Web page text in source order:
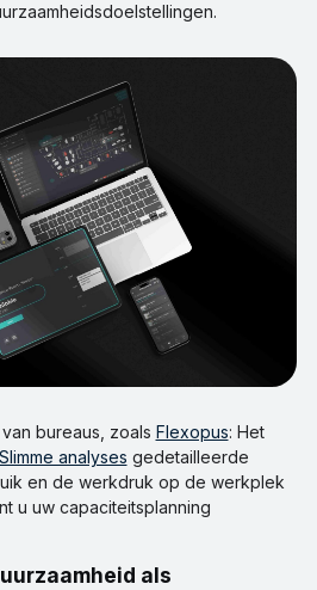
bureaus, zoals Flexopus: Het
Slimme analyses gedetailleerde
en de werkdruk op de werkplek
u uw capaciteitsplanning